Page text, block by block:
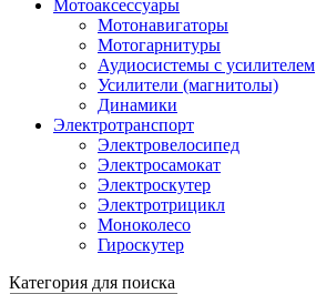
Мотоаксессуары
Мотонавигаторы
Мотогарнитуры
Аудиосистемы с усилителем
Усилители (магнитолы)
Динамики
Электротранспорт
Электровелосипед
Электросамокат
Электроскутер
Электротрицикл
Моноколесо
Гироскутер
Категория для поиска